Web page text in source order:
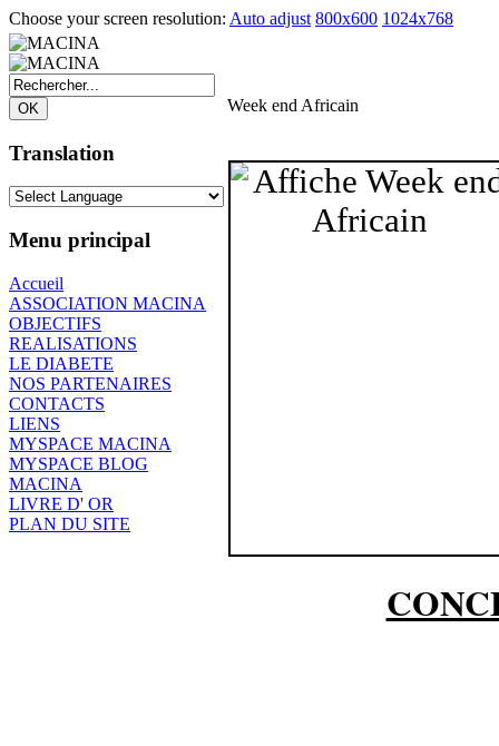
Choose your screen resolution: Auto adjust 800x600 1024x768
Translation
Menu principal
Accueil
ASSOCIATION MACINA
OBJECTIFS
REALISATIONS
LE DIABETE
NOS PARTENAIRES
CONTACTS
LIENS
MYSPACE MACINA
MYSPACE BLOG
MACINA
LIVRE D' OR
PLAN DU SITE
Week end Africain